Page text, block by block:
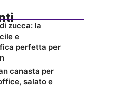
zucca: la
e
perfetta per
canasta per
salato e